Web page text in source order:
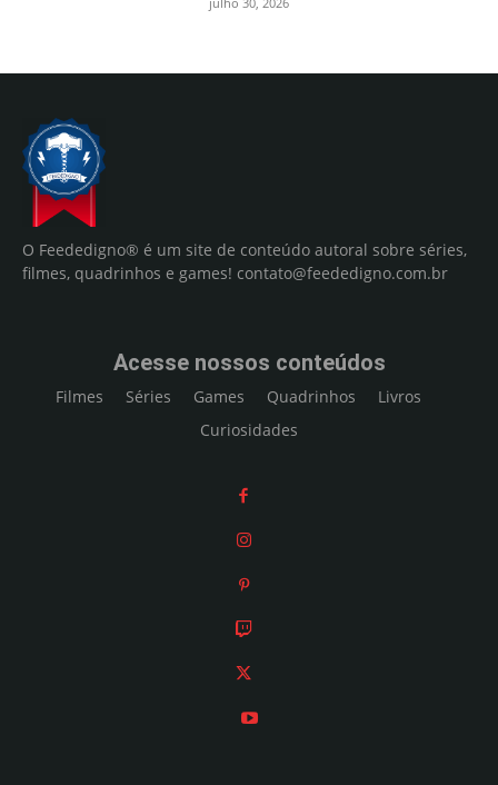
O Feededigno® é um site de conteúdo autoral sobre séries,
filmes, quadrinhos e games! contato@feededigno.com.br
Acesse nossos conteúdos
Filmes Séries Games Quadrinhos
Livros
Curiosidades